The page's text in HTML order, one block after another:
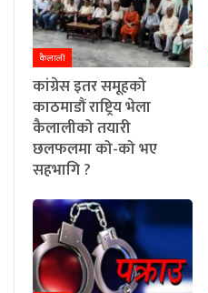
कैलाली
कांग्रेस इतर समूहको
काठमाडौं राष्ट्रिय भेला
कैलालीको तयारी
छलफलमा को-को भए
सहभागि ?